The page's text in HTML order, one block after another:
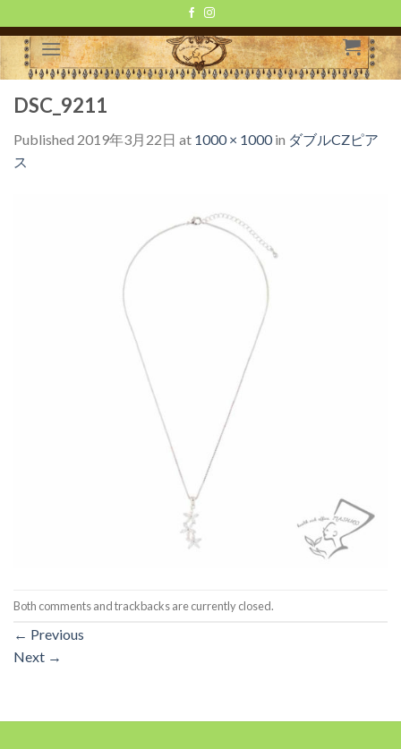
to
content
DSC_9211
Published 2019年3月22日 at 1000 × 1000in ダブルCZピア
ス
Both comments and trackbacks are currently closed.
← Previous
Next →